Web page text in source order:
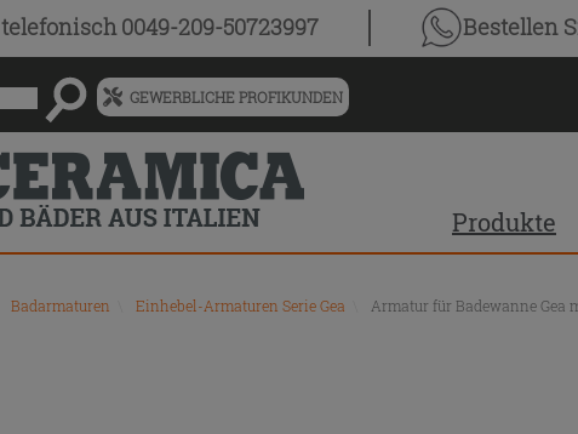
telefonisch 0049-209-50723997 Bestellen
Menü
für
vorgeschlagenen
Siteinhalt
und
Suchprotokoll
Suche GEWERBLICHE PROFIKUNDEN
Produkte
Badarmaturen Einhebel-Armaturen Serie Gea Armatur für Badewanne Gea